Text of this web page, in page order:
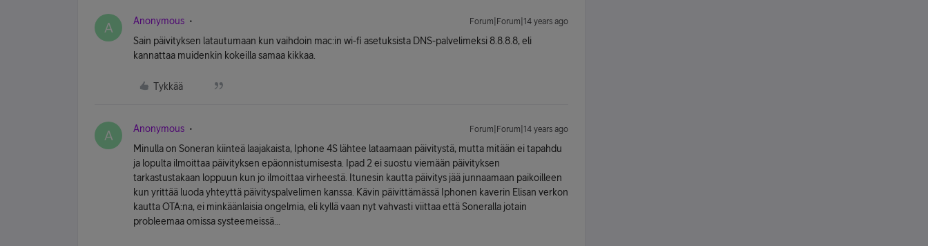
A Anonymous Forum|Forum|14 years ago
Sain päivityksen latautumaan kun vaihdoin mac:in wi-fi asetuksista DNS-palvelimeksi 8.8.8.8, eli
kannattaa muidenkin kokeilla samaa kikkaa.
Tykkää
A Anonymous Forum|Forum|14 years ago
Minulla on Soneran kiinteä laajakaista, Iphone 4S lähtee lataamaan päivitystä, mutta mitään ei tapahdu
ja lopulta ilmoittaa päivityksen epäonnistumisesta. Ipad 2 ei suostu viemään päivityksen
tarkastustakaan loppuun kun jo ilmoittaa virheestä. Itunesin kautta päivitys jää junnaamaan paikoilleen
kun yrittää luoda yhteyttä päivityspalvelimen kanssa. Kävin päivittämässä Iphonen kaverin Elisan verkon
kautta OTA:na, ei minkäänlaisia ongelmia, eli kyllä vaan nyt vahvasti viittaa että Soneralla jotain
probleemaa omissa systeemeissä...